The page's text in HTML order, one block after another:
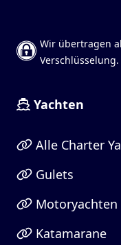
Wir übertragen
Verschlüsselung.
Yachten
Alle Charter
Gulets
Motoryachten
Katamarane